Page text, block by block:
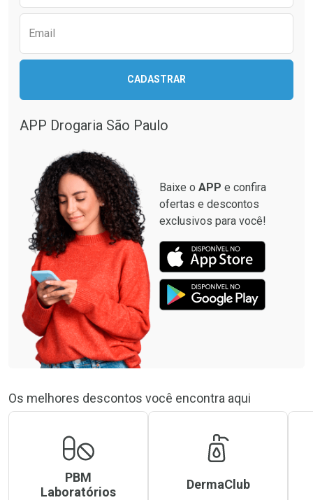
Email
CADASTRAR
APP Drogaria São Paulo
Baixe o APP e confira
ofertas e descontos
exclusivos para você!
Os melhores descontos você encontra aqui
PBM
Laboratórios
DermaClub